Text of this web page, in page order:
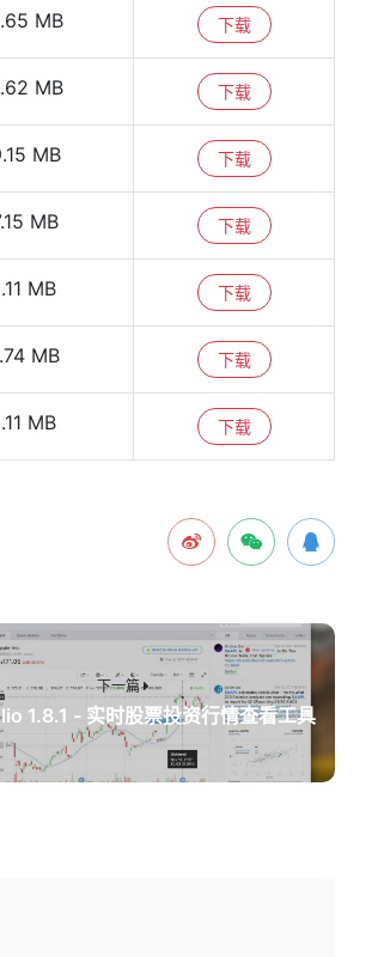
MB 下载
MB 下载
MB 下载
MB 下载
MB 下载
MB 下载
MB 下载
下一篇
1.8.1 - 实时股票投资行情查看工具